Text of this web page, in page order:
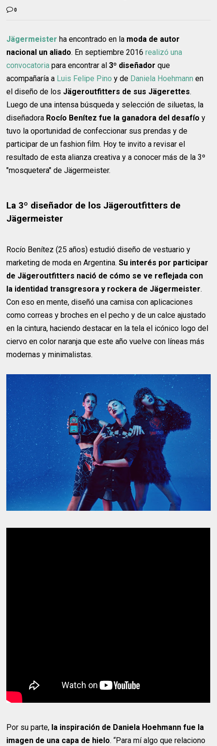
0
Jägermeister ha encontrado en la moda de autor
nacional un aliado. En septiembre 2016realizó una
convocatoria para encontrar al3º diseñadorque
acompañaría a Luis Felipe Pino y de Daniela Hoehmann en
el diseño de los Jägeroutfitters de sus Jägerettes.
Luego de una intensa búsqueda y selección de siluetas, la
diseñadora Rocío Benítez fue la ganadora del desafío y
tuvo la oportunidad de confeccionar sus prendas y de
participar de un fashion film. Hoy te invito a revisar el
resultado de esta alianza creativa y a conocer más de la 3º
"mosquetera" de Jägermeister.
La 3º diseñador de los Jägeroutfitters de
Jägermeister
Rocío Benítez (25 años) estudió diseño de vestuario y
marketing de moda en Argentina.Su interés por participar
de Jägeroutfitters nació de cómo se ve reflejada con
la identidad transgresora y rockera de Jägermeister.
Con eso en mente, diseñó una camisa con aplicaciones
como correas y broches en el pecho y de un calce ajustado
en la cintura, haciendo destacar en la tela el icónico logo del
ciervo en color naranja que este año vuelve con líneas más
modernas y minimalistas.
Por su parte, la inspiración de Daniela Hoehmann fue la
imagen de una capa de hielo. “Para mí algo que relaciono